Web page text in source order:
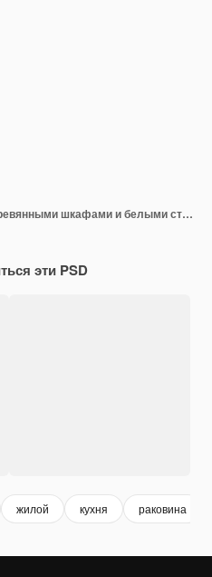
Современная кухня с деревянными шкафами и белыми столами
эти PSD
жилой кухня раковина